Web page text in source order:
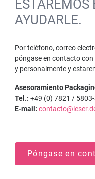
AYUDARLE.
Por teléfono, correo
póngase en contacto
y personalmente y
Asesoramiento
Tel.: +49 (0) 7821 /
E-mail:
Póngase en